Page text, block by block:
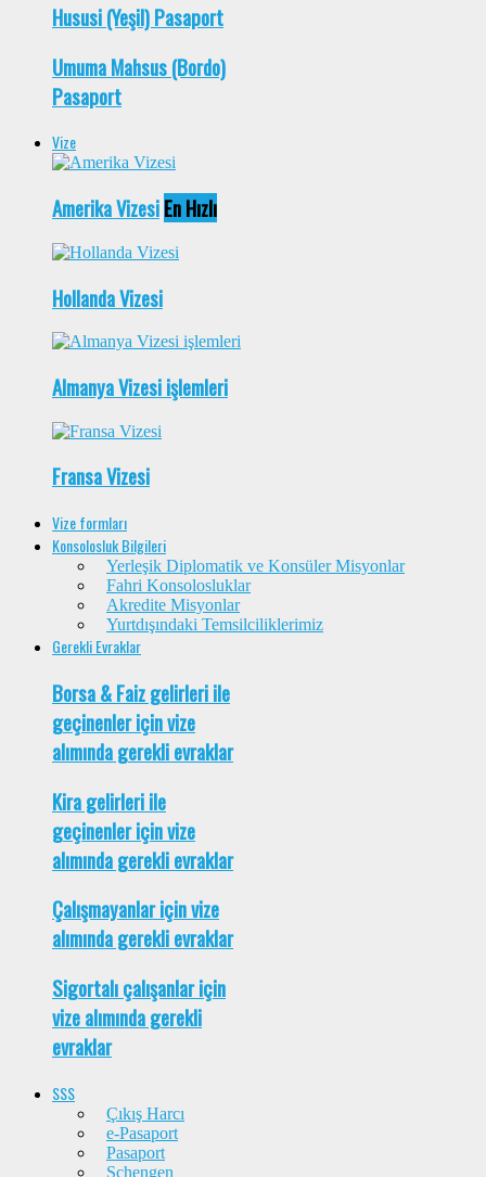
Hususi (Yeşil) Pasaport
Umuma Mahsus (Bordo)
Pasaport
Vize
Amerika VizesiEn Hızlı
Hollanda Vizesi
Almanya Vizesi işlemleri
Fransa Vizesi
Vize formları
Konsolosluk Bilgileri
Yerleşik Diplomatik ve Konsüler Misyonlar
Fahri Konsolosluklar
Akredite Misyonlar
Yurtdışındaki Temsilciliklerimiz
Gerekli Evraklar
Borsa & Faiz gelirleri ile
geçinenler için vize
alımında gerekli evraklar
Kira gelirleri ile
geçinenler için vize
alımında gerekli evraklar
Çalışmayanlar için vize
alımında gerekli evraklar
Sigortalı çalışanlar için
vize alımında gerekli
evraklar
SSS
Çıkış Harcı
e-Pasaport
Pasaport
Schengen